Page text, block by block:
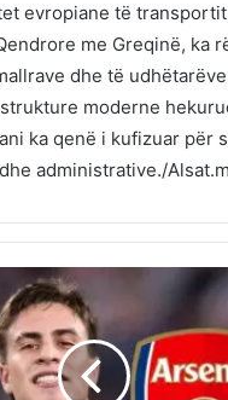
evropiane të
me Greqinë, ka
dhe të
moderne
ka qenë i kufizuar për
administrative./